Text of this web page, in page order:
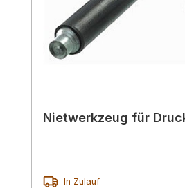
Nietwerkzeug für
In Zulauf